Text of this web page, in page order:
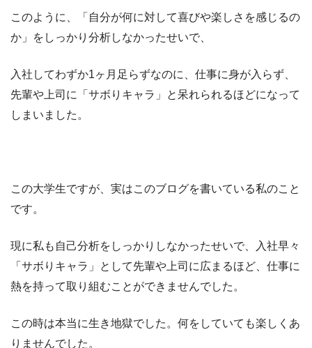
このように、「自分が何に対して喜びや楽しさを感じるの
か」をしっかり分析しなかったせいで、
入社してわずか1ヶ月足らずなのに、仕事に身が入らず、
先輩や上司に「サボりキャラ」と呆れられるほどになって
しまいました。
この大学生ですが、実はこのブログを書いている私のこと
です。
現に私も自己分析をしっかりしなかったせいで、入社早々
「サボりキャラ」として先輩や上司に広まるほど、仕事に
熱を持って取り組むことができませんでした。
この時は本当に生き地獄でした。何をしていても楽しくあ
りませんでした。